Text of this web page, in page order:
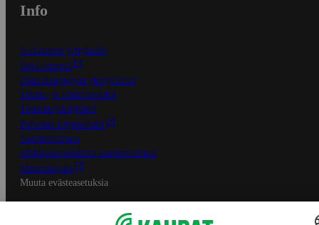
Info
S-Business yrityksille
Oiva-raportit
Osuuskauppojen yhteystiedot
Tilaus- ja toimitusehdot
Tietosuojakäytäntö
Palvelun käyttöehdot
Saavutettavuus
Mobiilisovelluksen saavutettavuus
Mainostajalle
Muuta evästeasetuksia